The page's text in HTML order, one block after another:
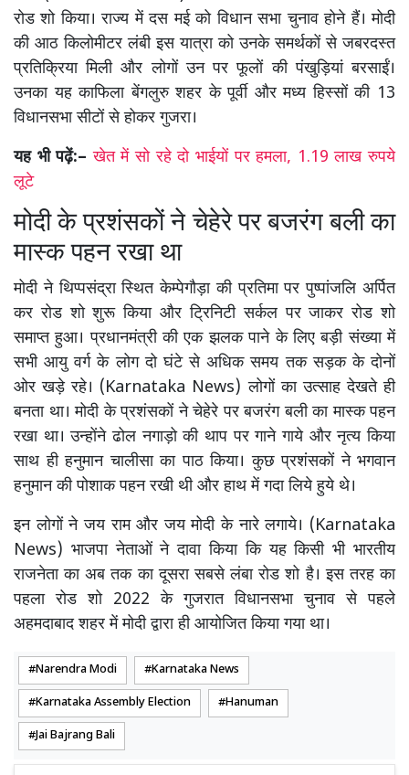
रोड शो किया। राज्य में दस मई को विधान सभा चुनाव होने हैं। मोदी
की आठ किलोमीटर लंबी इस यात्रा को उनके समर्थकों से जबरदस्त
प्रतिक्रिया मिली और लोगों उन पर फूलों की पंखुड़ियां बरसाईं।
उनका यह काफिला बेंगलुरु शहर के पूर्वी और मध्य हिस्सों की 13
विधानसभा सीटों से होकर गुजरा।
यह भी पढ़ें:–खेत में सो रहे दो भाईयों पर हमला, 1.19 लाख रुपये
लूटे
मोदी के प्रशंसकों ने चेहेरे पर बजरंग बली का
मास्क पहन रखा था
मोदी ने थिप्पसंद्रा स्थित केम्पेगौड़ा की प्रतिमा पर पुष्पांजलि अर्पित
कर रोड शो शुरू किया और ट्रिनिटी सर्कल पर जाकर रोड शो
समाप्त हुआ। प्रधानमंत्री की एक झलक पाने के लिए बड़ी संख्या में
सभी आयु वर्ग के लोग दो घंटे से अधिक समय तक सड़क के दोनों
ओर खड़े रहे। (Karnataka News) लोगों का उत्साह देखते ही
बनता था। मोदी के प्रशंसकों ने चेहेरे पर बजरंग बली का मास्क पहन
रखा था। उन्होंने ढोल नगाड़ो की थाप पर गाने गाये और नृत्य किया
साथ ही हनुमान चालीसा का पाठ किया। कुछ प्रशंसकों ने भगवान
हनुमान की पोशाक पहन रखी थी और हाथ में गदा लिये हुये थे।
इन लोगों ने जय राम और जय मोदी के नारे लगाये। (Karnataka
News) भाजपा नेताओं ने दावा किया कि यह किसी भी भारतीय
राजनेता का अब तक का दूसरा सबसे लंबा रोड शो है। इस तरह का
पहला रोड शो 2022 के गुजरात विधानसभा चुनाव से पहले
अहमदाबाद शहर में मोदी द्वारा ही आयोजित किया गया था।
Narendra Modi Karnataka News
Karnataka Assembly Election Hanuman
Jai Bajrang Bali